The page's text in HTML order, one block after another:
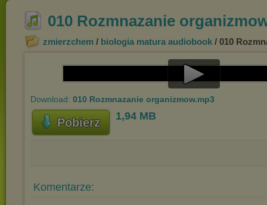
010 Rozmnazanie
zmierzchem / biologia matura audiobook / 010
Play
Download: 010 Rozmnazanie organizmow.mp3
Pobierz 1,94 MB
Komentarze: